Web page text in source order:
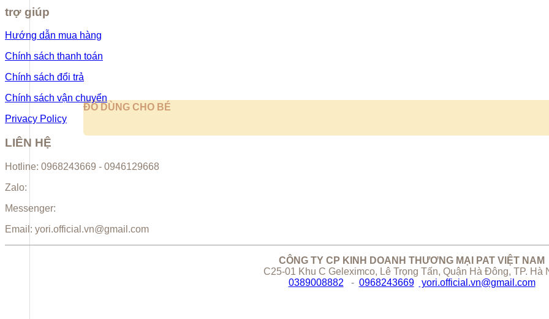
ĐỒ DÙNG CHO BÉ
trợ giúp
Hướng dẫn mua hàng
Chính sách thanh toán
Chính sách đổi trả
Chính sách vận chuyển
Privacy Policy
LIÊN HỆ
Hotline: 0968243669 - 0946129668
Zalo:
Messenger:
Email: yori.official.vn@gmail.com
CÔNG TY CP KINH DOANH THƯƠNG MẠI PAT VIỆT NAM
C25-01 Khu C Geleximco, Lê Trọng Tấn, Quận Hà Đông, TP. Hà
0389008882 - 0968243669 yori.official.vn@gmail.com